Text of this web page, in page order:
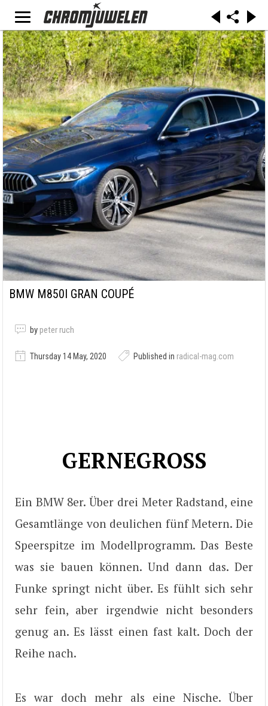
BMW M850I GRAN COUPÉ
by peter ruch
Thursday 14 May, 2020 Published in radical-mag.com
GERNEGROSS
Ein BMW 8er. Über drei Meter Radstand, eine
Gesamtlänge von deulichen fünf Metern. Die
Speerspitze im Modellprogramm. Das Beste
was sie bauen können. Und dann das. Der
Funke springt nicht über. Es fühlt sich sehr
sehr fein, aber irgendwie nicht besonders
genug an. Es lässt einen fast kalt. Doch der
Reihe nach.
Es war doch mehr als eine Nische. Über